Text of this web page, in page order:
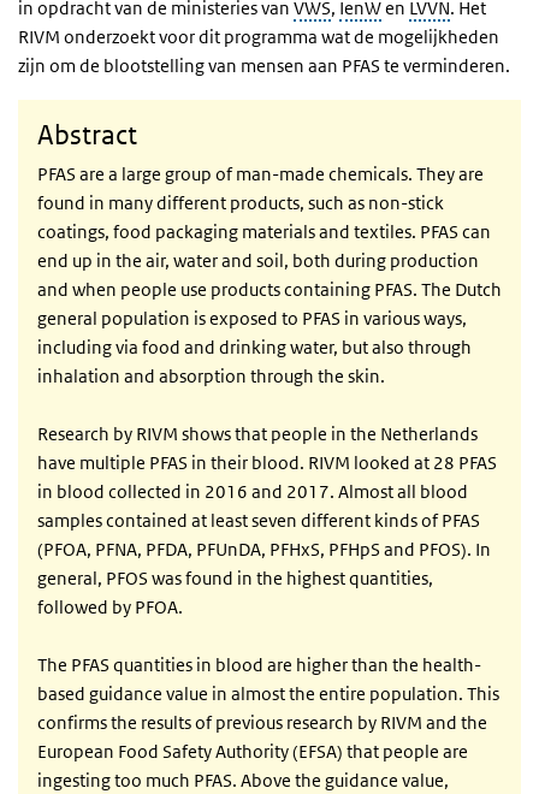
in opdracht van de ministeries van VWS, IenWen LVVN. Het
RIVM onderzoekt voor dit programma wat de mogelijkheden
zijn om de blootstelling van mensen aan PFAS te verminderen.
Abstract
PFAS are a large group of man-made chemicals. They are
found in many different products, such as non-stick
coatings, food packaging materials and textiles. PFAS can
end up in the air, water and soil, both during production
and when people use products containing PFAS. The Dutch
general population is exposed to PFAS in various ways,
including via food and drinking water, but also through
inhalation and absorption through the skin.
Research by RIVM shows that people in the Netherlands
have multiple PFAS in their blood. RIVM looked at 28 PFAS
in blood collected in 2016 and 2017. Almost all blood
samples contained at least seven different kinds of PFAS
(PFOA, PFNA, PFDA, PFUnDA, PFHxS, PFHpS and PFOS). In
general, PFOS was found in the highest quantities,
followed by PFOA.
The PFAS quantities in blood are higher than the health-
based guidance value in almost the entire population. This
confirms the results of previous research by RIVM and the
European Food Safety Authority (EFSA) that people are
ingesting too much PFAS. Above the guidance value,